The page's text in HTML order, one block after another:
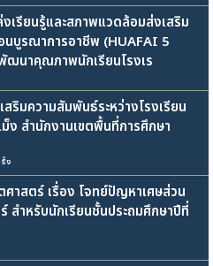
เรียนรู้และสภาพแวดล้อมส่งเสริม
นบูรณาการอาชีพ (HUAFAI 5
ฒนาคุณภาพนักเรียนโรงเร
ริมความสัมพันธ์ระหว่างโรงเรียน
ง สำนักงานเขตพื้นที่การศึกษา
ง
สตร์ เรื่อง โจทย์ปัญหาเศษส่วน
สำหรับนักเรียนชั้นประถมศึกษาปีที่